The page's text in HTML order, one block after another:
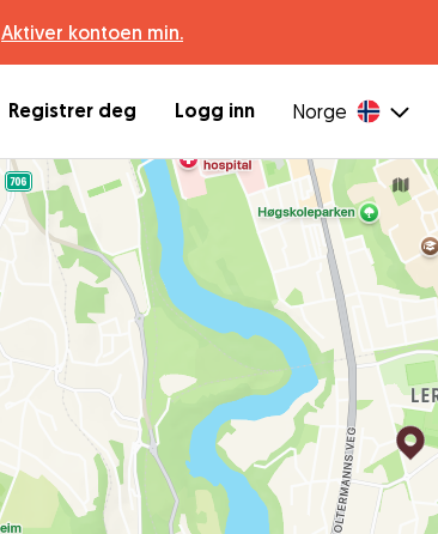
Aktiver kontoen min.
Registrer deg Logg inn Norge